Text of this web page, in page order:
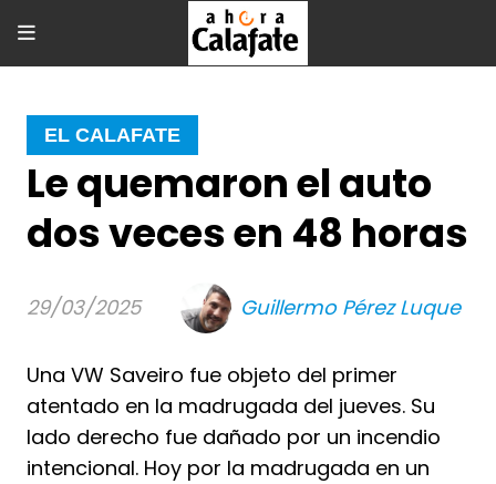
Le quemaron el auto
dos veces en 48 horas
Una VW Saveiro fue objeto del primer
atentado en la madrugada del jueves. Su
lado derecho fue dañado por un incendio
intencional. Hoy por la madrugada en un
EL CALAFATE
29/03/2025 Guillermo Pérez Luque